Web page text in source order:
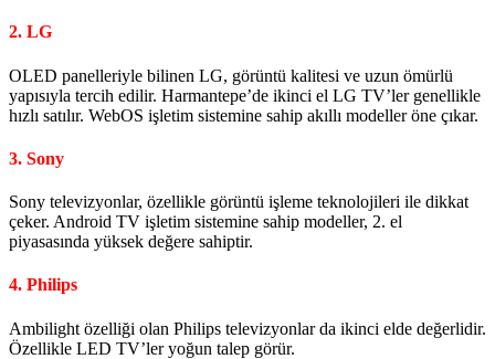
2. LG
OLED panelleriyle bilinen LG, görüntü kalitesi ve uzun ömürlü
yapısıyla tercih edilir. Harmantepe’de ikinci el LG TV’ler genellikle
hızlı satılır. WebOS işletim sistemine sahip akıllı modeller öne çıkar.
3. Sony
Sony televizyonlar, özellikle görüntü işleme teknolojileri ile dikkat
çeker. Android TV işletim sistemine sahip modeller, 2. el
piyasasında yüksek değere sahiptir.
4. Philips
Ambilight özelliği olan Philips televizyonlar da ikinci elde değerlidir.
Özellikle LED TV’ler yoğun talep görür.